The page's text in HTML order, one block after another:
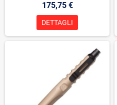
175,75 €
DETTAGLI